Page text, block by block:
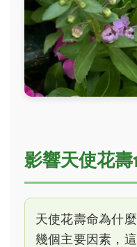
影響天使花
天使花壽命為什
幾個主要因素，